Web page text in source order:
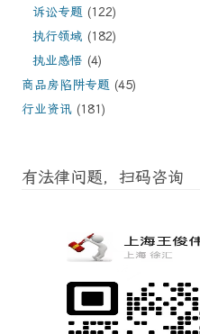
诉讼专题 (122)
执行领域 (182)
执业感悟 (4)
商品房陷阱专题 (45)
行业资讯 (181)
有法律问题，扫码咨询